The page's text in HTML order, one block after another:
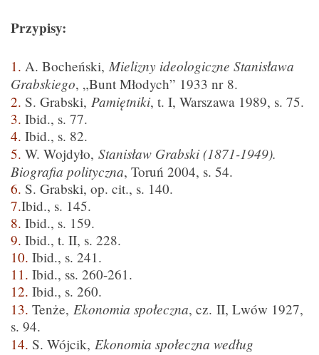
Przypisy:
1. A. Bocheński, Mielizny ideologiczne Stanisława
Grabskiego, „Bunt Młodych” 1933 nr 8.
2. S. Grabski, Pamiętniki, t. I, Warszawa 1989, s. 75.
3. Ibid., s. 77.
4. Ibid., s. 82.
5. W. Wojdyło, Stanisław Grabski (1871-1949).
Biografia polityczna, Toruń 2004, s. 54.
6. S. Grabski, op. cit., s. 140.
7.Ibid., s. 145.
8. Ibid., s. 159.
9. Ibid., t. II, s. 228.
10. Ibid., s. 241.
11. Ibid., ss. 260-261.
12. Ibid., s. 260.
13. Tenże, Ekonomia społeczna, cz. II, Lwów 1927,
s. 94.
14. S. Wójcik, Ekonomia społeczna według